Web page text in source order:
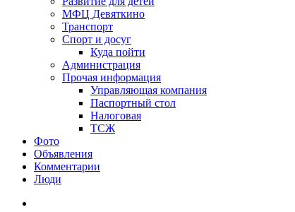
МФЦ Девяткино
Транспорт
Спорт и досуг
Куда пойти
Администрация
Прочая информация
Управляющая компания
Паспортный стол
Налоговая
ТСЖ
Фото
Объявления
Комментарии
Люди